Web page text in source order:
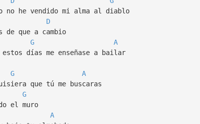
no he vendido mi alma al diablo
D
de que a cambio
G
A
estos días me enseñase a bailar
G
A
que tú me buscaras
G
el muro
A